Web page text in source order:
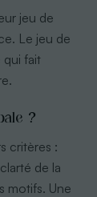
jeu de
Le jeu de
fait
?
critères :
de la
motifs. Une